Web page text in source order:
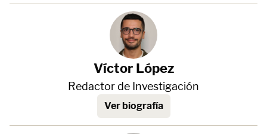
Víctor López
Redactor de Investigación
Ver biografía